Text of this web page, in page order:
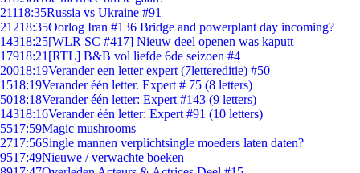
21118:35Russia vs Ukraine #91
21218:35Oorlog Iran #136 Bridge and powerplant day incoming?
14318:25[WLR SC #417] Nieuw deel openen was kaputt
17918:21 [RTL] B&B vol liefde 6de seizoen #4
20018:19Verander een letter expert (7lettereditie) #50
1518:19Verander één letter. Expert # 75 (8 letters)
5018:18Verander één letter: Expert #143 (9 letters)
14318:16Verander één letter: Expert #91 (10 letters)
5517:59Magic mushrooms
2717:56Single mannen verplichtsingle moeders laten daten?
9517:49Nieuwe / verwachte boeken